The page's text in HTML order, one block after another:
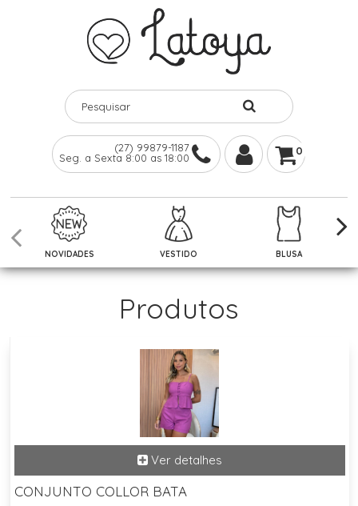
(27) 99879-1187
Seg. a Sexta 8:00 as 18:00
0
NOVIDADES VESTIDO BLUSA
Produtos
CONJUNTO COLLOR BATA